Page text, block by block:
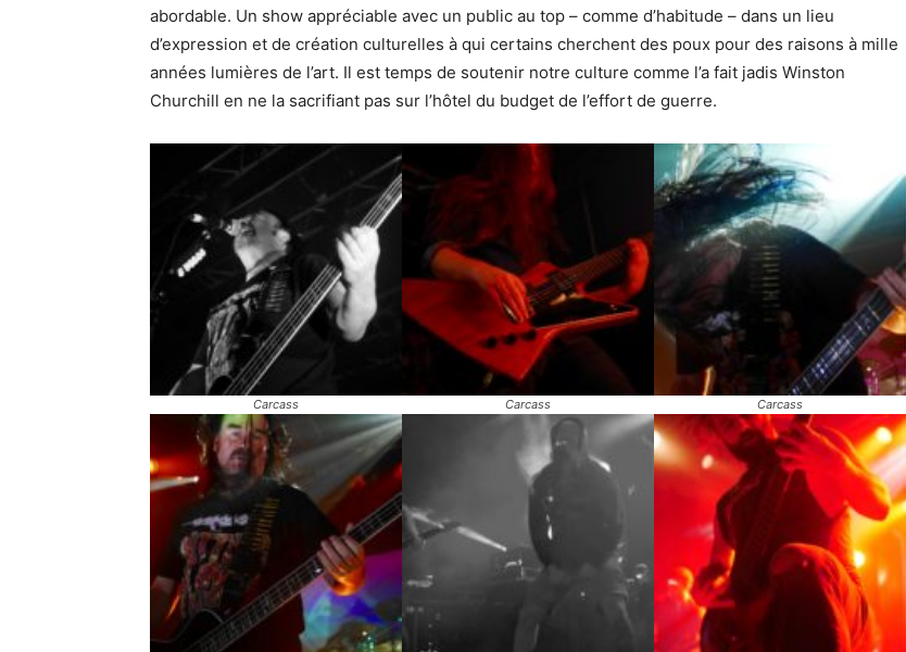
abordable. Un show appréciable avec un public au top – comme d’habitude – dans un lieu
d’expression et de création culturelles à qui certains cherchent des poux pour des raisons à mille
années lumières de l’art. Il est temps de soutenir notre culture comme l’a fait jadis Winston
Churchill en ne la sacrifiant pas sur l’hôtel du budget de l’effort de guerre.
Carcass Carcass Carcass